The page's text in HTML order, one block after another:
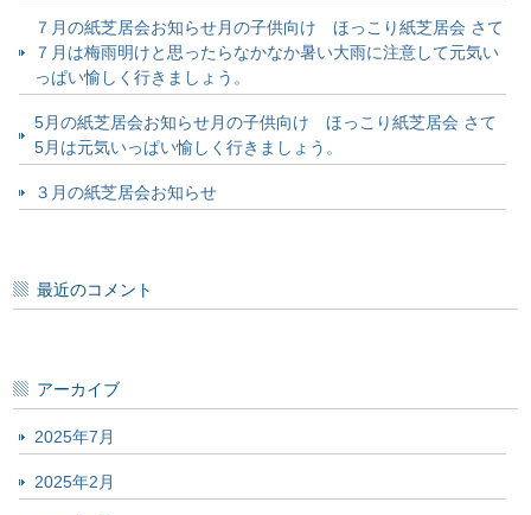
７月の紙芝居会お知らせ月の子供向け ほっこり紙芝居会 さて
７月は梅雨明けと思ったらなかなか暑い大雨に注意して元気い
っぱい愉しく行きましょう。
5月の紙芝居会お知らせ月の子供向け ほっこり紙芝居会 さて
5月は元気いっぱい愉しく行きましょう。
３月の紙芝居会お知らせ
最近のコメント
アーカイブ
2025年7月
2025年2月